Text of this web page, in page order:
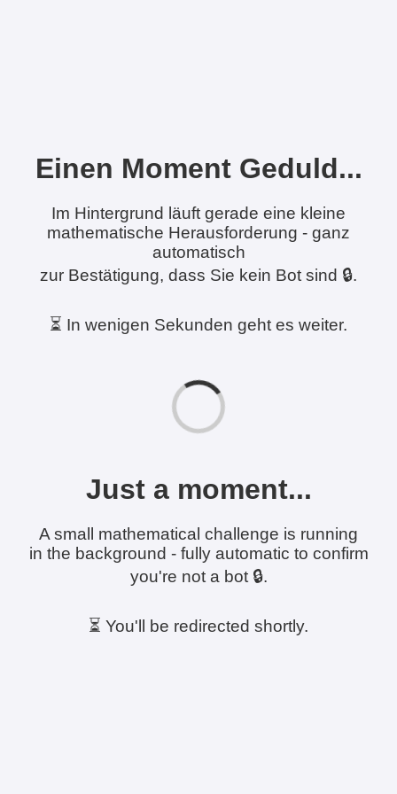
Einen Moment Geduld...
Im Hintergrund läuft gerade eine kleine
mathematische Herausforderung - ganz
automatisch
zur Bestätigung, dass Sie kein Bot sind 🔒.
⏳ In wenigen Sekunden geht es weiter.
Just a moment...
A small mathematical challenge is running
in the background - fully automatic to confirm
you're not a bot 🔒.
⏳ You'll be redirected shortly.